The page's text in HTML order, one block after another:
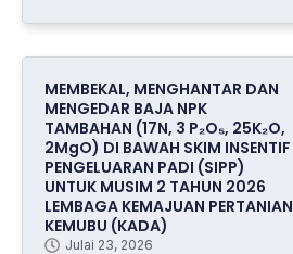
MEMBEKAL, MENGHANTAR DAN
MENGEDAR BAJA NPK
TAMBAHAN (17N, 3 P₂O₅, 25K₂O,
2MgO) DI BAWAH SKIM INSENTIF
PENGELUARAN PADI (SIPP)
UNTUK MUSIM 2 TAHUN 2026
LEMBAGA KEMAJUAN PERTANIAN
KEMUBU (KADA)
Julai 23, 2026